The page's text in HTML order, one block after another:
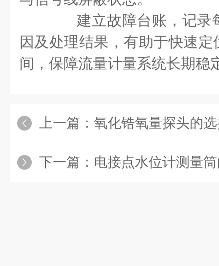
建立故障台账，记录
因及处理结果，有助于快速
间，保障流量计量系统长期稳
上一篇： 氧化锆氧量探头的选择指
下一篇： 电接点水位计测量筒